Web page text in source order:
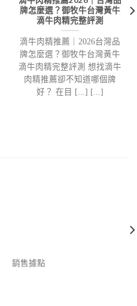
牌怎麼選？御牧牛台灣黃牛
滴牛肉精完整評測
滴牛肉精推薦｜2026台灣品
牌怎麼選？御牧牛台灣黃牛
滴牛肉精完整評測 想找滴牛
肉精推薦卻不知道哪個牌
好？ 在目 [...] [...]
銷售據點